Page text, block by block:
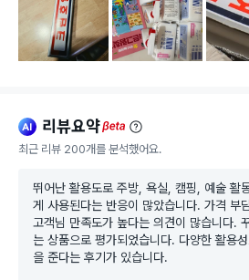
ai 리뷰요약beta
최근 리뷰 200개를 분석했어요.
뛰어난 활용도로 주방, 욕실, 캠핑, 예술 활
게 사용된다는 반응이 많았습니다. 가격 부
고객님 만족도가 높다는 의견이 많습니다.
는 상품으로 평가되었습니다. 다양한 활용
을 준다는 후기가 있습니다.